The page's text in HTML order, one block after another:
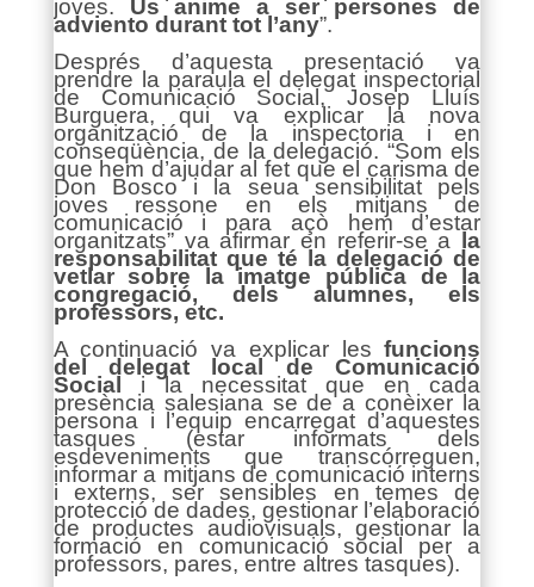
joves. Us anime a ser persones de
adviento durant tot l’any”.
Després d’aquesta presentació va
prendre la paraula el delegat inspectorial
de Comunicació Social, Josep Lluís
Burguera, qui va explicar la nova
organització de la inspectoria i en
conseqüència, de la delegació. “Som els
que hem d’ajudar al fet que el carisma de
Don Bosco i la seua sensibilitat pels
joves ressone en els mitjans de
comunicació i para açò hem d’estar
organitzats” va afirmar en referir-se a la
responsabilitat que té la delegació de
vetlar sobre la imatge pública de la
congregació, dels alumnes, els
professors, etc.
A continuació va explicar lesfuncions
del delegat local de Comunicació
Social i la necessitat que en cada
presència salesiana se de a conèixer la
persona i l’equip encarregat d’aquestes
tasques (estar informats dels
esdeveniments que transcórreguen,
informar a mitjans de comunicació interns
i externs, ser sensibles en temes de
protecció de dades, gestionar l’elaboració
de productes audiovisuals, gestionar la
formació en comunicació social per a
professors, pares, entre altres tasques).